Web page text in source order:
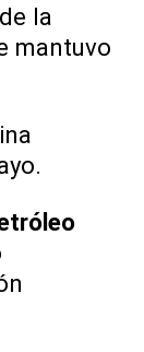
la
mantuvo